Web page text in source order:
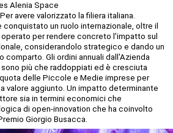
Alenia Space
avere valorizzato la filiera italiana.
conquistato un ruolo internazionale, oltre il
per rendere concreto l'impatto sul
considerandolo strategico e dando un
comparto. Gli ordini annuali dall'Azienda
sono più che raddoppiati ed è cresciuta
delle Piccole e Medie imprese per
valore aggiunto. Un impatto determinante
sia in termini economici che
di open-innovation che ha coinvolto
Giorgio Busacca.